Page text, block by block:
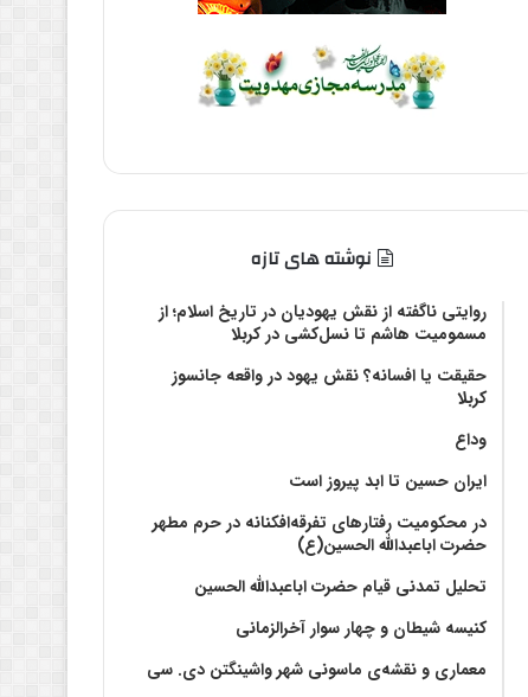
نوشته های تازه
روایتی ناگفته از نقش یهودیان در تاریخ اسلام؛ از
مسمومیت هاشم تا نسل‌کشی در کربلا
حقیقت یا افسانه؟‌ نقش یهود در واقعه جانسوز
کربلا
وداع
ایران حسین تا ابد پیروز است
در محکومیت رفتارهای تفرقه‌افکنانه در حرم مطهر
حضرت اباعبدالله الحسین(ع)
تحلیل تمدنی قیام حضرت اباعبدالله الحسین
کنیسه شیطان و چهار سوار آخرالزمانی
معماری و نقشه‌ی ماسونی شهر واشينگتن دی. سی